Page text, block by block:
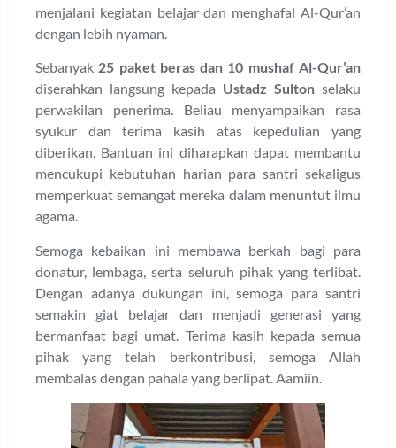
menjalani kegiatan belajar dan menghafal Al-Qur’an
dengan lebih nyaman.
Sebanyak 25 paket beras dan 10 mushaf Al-Qur’an
diserahkan langsung kepada Ustadz Sulton selaku
perwakilan penerima. Beliau menyampaikan rasa
syukur dan terima kasih atas kepedulian yang
diberikan. Bantuan ini diharapkan dapat membantu
mencukupi kebutuhan harian para santri sekaligus
memperkuat semangat mereka dalam menuntut ilmu
agama.
Semoga kebaikan ini membawa berkah bagi para
donatur, lembaga, serta seluruh pihak yang terlibat.
Dengan adanya dukungan ini, semoga para santri
semakin giat belajar dan menjadi generasi yang
bermanfaat bagi umat. Terima kasih kepada semua
pihak yang telah berkontribusi, semoga Allah
membalas dengan pahala yang berlipat. Aamiin.